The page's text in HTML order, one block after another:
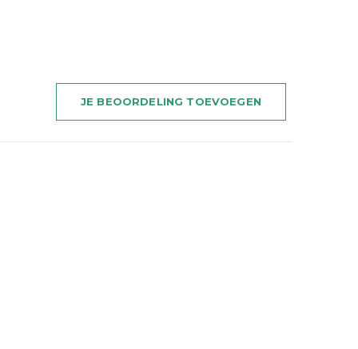
JE BEOORDELING TOEVOEGEN